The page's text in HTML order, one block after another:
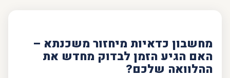
מחשבון כדאיות מיחזורמשכנתא –
האם הגיע הזמן לבדוק מחדש את
ההלוואה שלכם?